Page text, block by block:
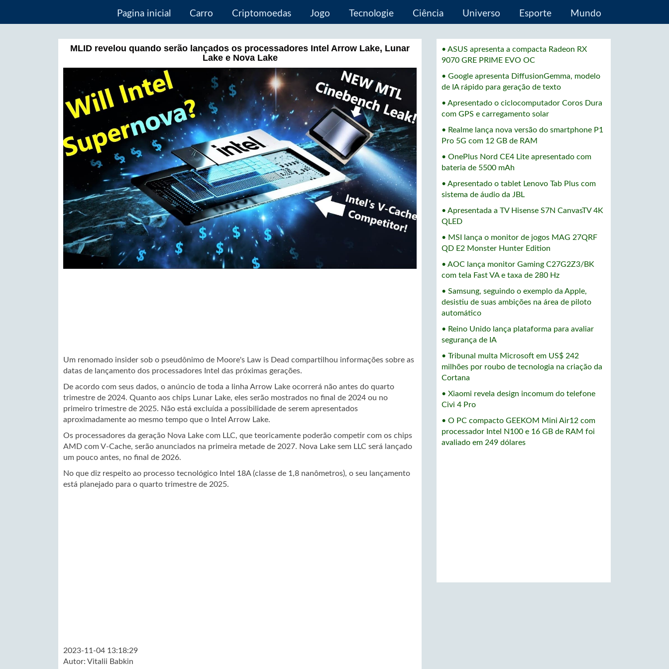
Pagina inicial Carro Criptomoedas Jogo Tecnologie Ciência Universo Esporte Mundo
MLID revelou quando serão lançados os processadores Intel Arrow Lake, Lunar
Lake e Nova Lake
Um renomado insider sob o pseudônimo de Moore's Law is Dead compartilhou informações sobre as
datas de lançamento dos processadores Intel das próximas gerações.
De acordo com seus dados, o anúncio de toda a linha Arrow Lake ocorrerá não antes do quarto
trimestre de 2024. Quanto aos chips Lunar Lake, eles serão mostrados no final de 2024 ou no
primeiro trimestre de 2025. Não está excluída a possibilidade de serem apresentados
aproximadamente ao mesmo tempo que o Intel Arrow Lake.
Os processadores da geração Nova Lake com LLC, que teoricamente poderão competir com os chips
AMD com V-Cache, serão anunciados na primeira metade de 2027. Nova Lake sem LLC será lançado
um pouco antes, no final de 2026.
No que diz respeito ao processo tecnológico Intel 18A (classe de 1,8 nanômetros), o seu lançamento
está planejado para o quarto trimestre de 2025.
2023-11-04 13:18:29
Autor: Vitalii Babkin
• ASUS apresenta a compacta Radeon RX
9070 GRE PRIME EVO OC
• Google apresenta DiffusionGemma, modelo
de IA rápido para geração de texto
• Apresentado o ciclocomputador Coros Dura
com GPS e carregamento solar
• Realme lança nova versão do smartphone P1
Pro 5G com 12 GB de RAM
• OnePlus Nord CE4 Lite apresentado com
bateria de 5500 mAh
• Apresentado o tablet Lenovo Tab Plus com
sistema de áudio da JBL
• Apresentada a TV Hisense S7N CanvasTV 4K
QLED
• MSI lança o monitor de jogos MAG 27QRF
QD E2 Monster Hunter Edition
• AOC lança monitor Gaming C27G2Z3/BK
com tela Fast VA e taxa de 280 Hz
• Samsung, seguindo o exemplo da Apple,
desistiu de suas ambições na área de piloto
automático
• Reino Unido lança plataforma para avaliar
segurança de IA
• Tribunal multa Microsoft em US$ 242
milhões por roubo de tecnologia na criação da
Cortana
• Xiaomi revela design incomum do telefone
Civi 4 Pro
• O PC compacto GEEKOM Mini Air12 com
processador Intel N100 e 16 GB de RAM foi
avaliado em 249 dólares